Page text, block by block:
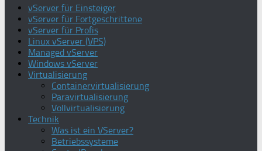
vServer für Einsteiger
vServer für Fortgeschrittene
vServer für Profis
Linux vServer (VPS)
Managed vServer
Windows vServer
Virtualisierung
Containervirtualisierung
Paravirtualisierung
Vollvirtualisierung
Technik
Was ist ein VServer?
Betriebssysteme